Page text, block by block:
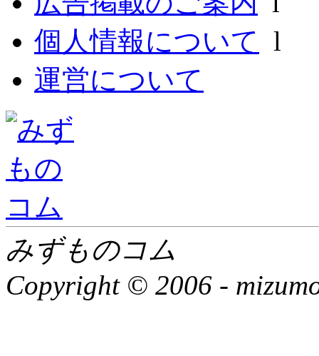
個人情報について l
運営について
みずものコム
Copyright © 2006 -